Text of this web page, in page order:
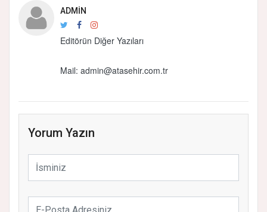
ADMIN
Editörün Diğer Yazıları
Mail: admin@atasehir.com.tr
Yorum Yazın